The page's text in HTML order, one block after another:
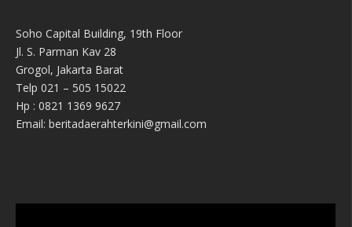
Soho Capital Building, 19th Floor
Jl. S. Parman Kav 28
Grogol, Jakarta Barat
Telp 021 – 505 15022
Hp : 0821 1369 9627
Email: beritadaerahterkini@gmail.com